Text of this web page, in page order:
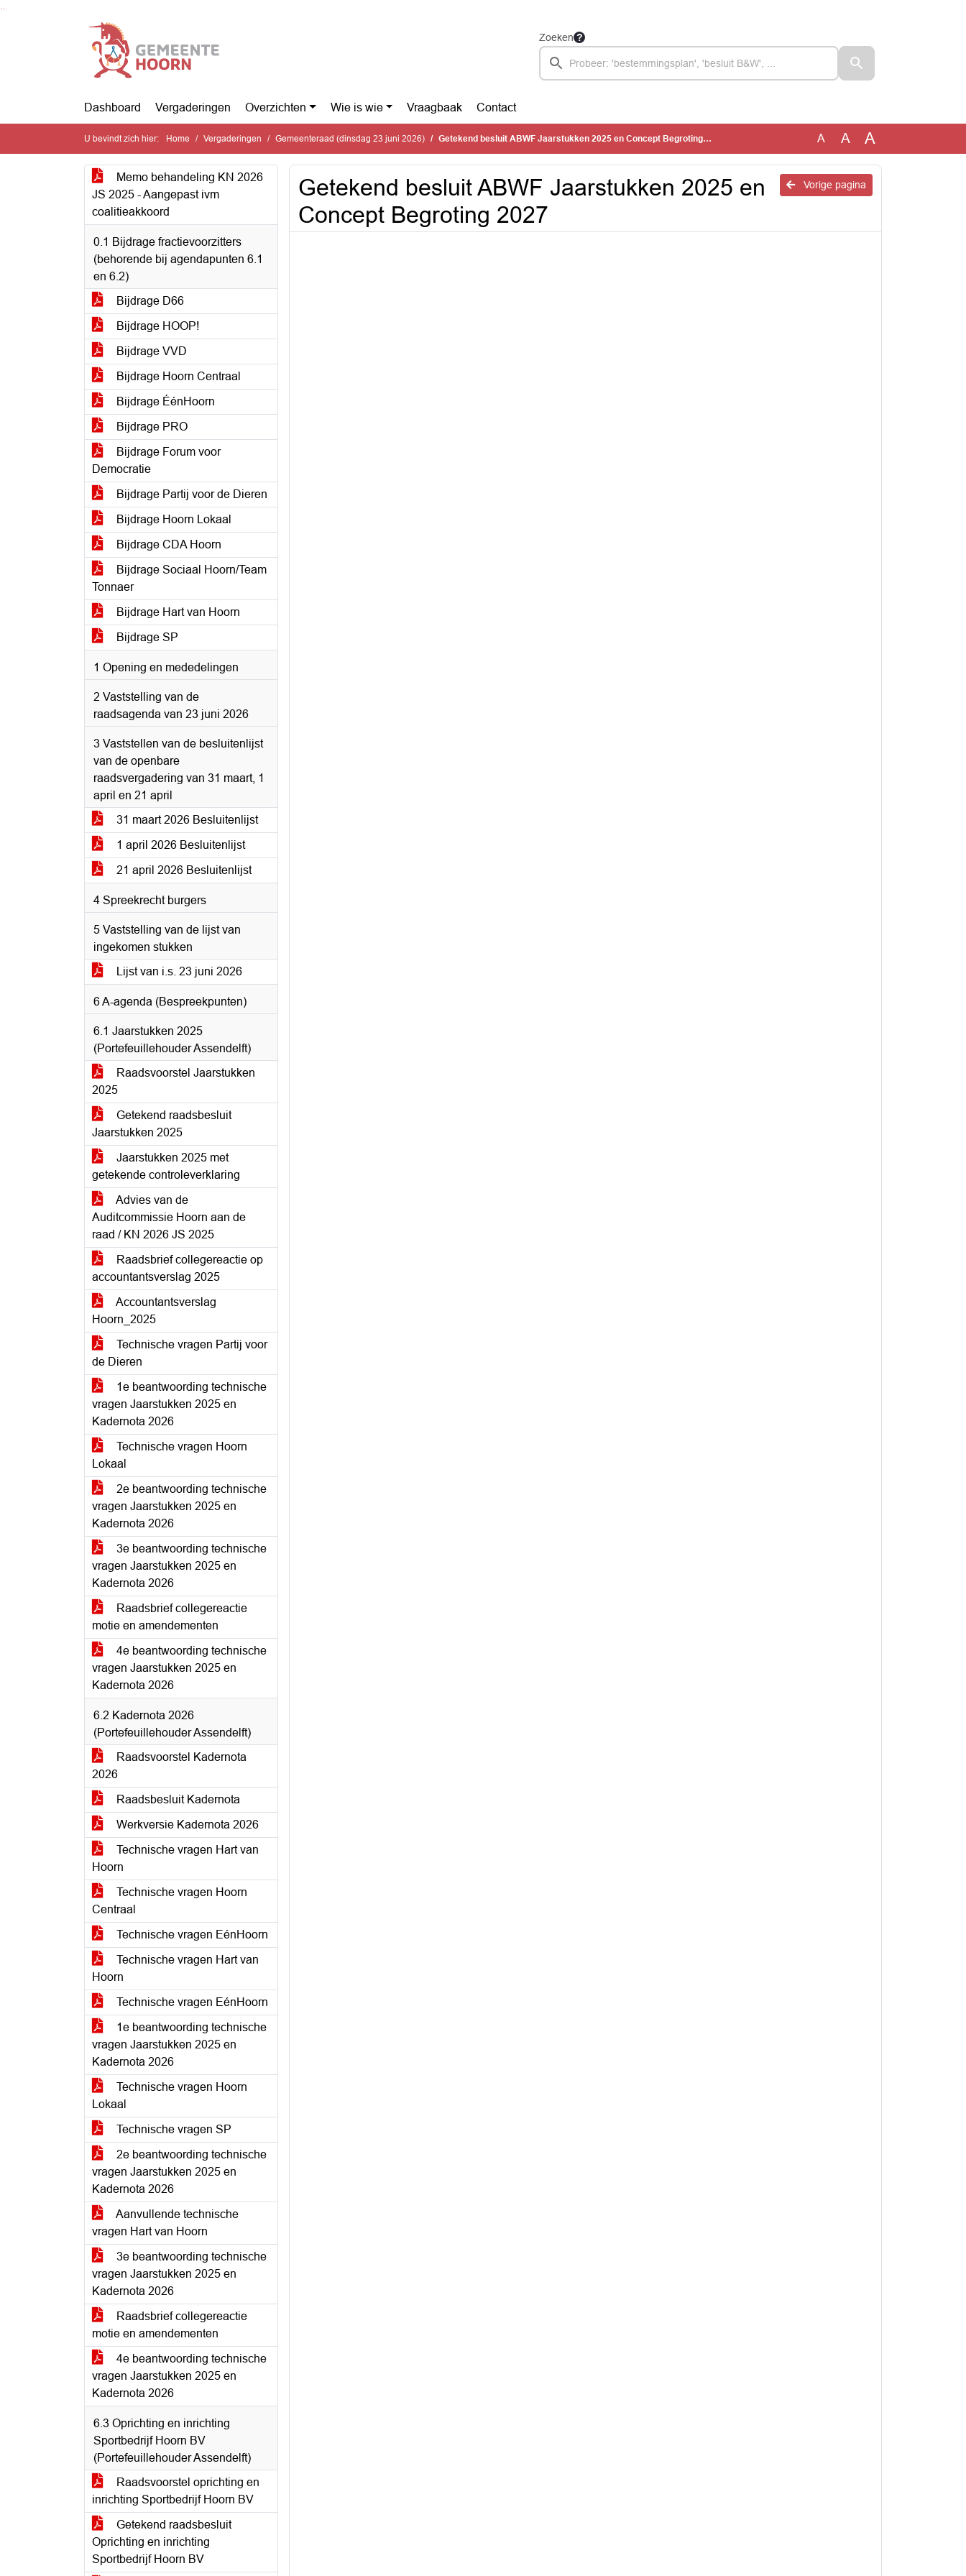
Zoeken
Dashboard Vergaderingen Overzichten Wie is wie Vraagbaak Contact
U bevindt zich hier: Home Vergaderingen Gemeenteraad (dinsdag 23 juni 2026) Getekend besluit ABWF Jaarstukken 2025 en Concept Begroting 2027 A A A
Memo behandeling KN 2026
JS 2025 - Aangepast ivm
coalitieakkoord
0.1 Bijdrage fractievoorzitters
(behorende bij agendapunten 6.1
en 6.2)
Bijdrage D66
Bijdrage HOOP!
Bijdrage VVD
Bijdrage Hoorn Centraal
Bijdrage ÉénHoorn
Bijdrage PRO
Bijdrage Forum voor
Democratie
Bijdrage Partij voor de Dieren
Bijdrage Hoorn Lokaal
Bijdrage CDA Hoorn
Bijdrage Sociaal Hoorn/Team
Tonnaer
Bijdrage Hart van Hoorn
Bijdrage SP
1 Opening en mededelingen
2 Vaststelling van de
raadsagenda van 23 juni 2026
3 Vaststellen van de besluitenlijst
van de openbare
raadsvergadering van 31 maart, 1
april en 21 april
31 maart 2026 Besluitenlijst
1 april 2026 Besluitenlijst
21 april 2026 Besluitenlijst
4 Spreekrecht burgers
5 Vaststelling van de lijst van
ingekomen stukken
Lijst van i.s. 23 juni 2026
6 A-agenda (Bespreekpunten)
6.1 Jaarstukken 2025
(Portefeuillehouder Assendelft)
Raadsvoorstel Jaarstukken
2025
Getekend raadsbesluit
Jaarstukken 2025
Jaarstukken 2025 met
getekende controleverklaring
Advies van de
Auditcommissie Hoorn aan de
raad / KN 2026 JS 2025
Raadsbrief collegereactie op
accountantsverslag 2025
Accountantsverslag
Hoorn_2025
Technische vragen Partij voor
de Dieren
1e beantwoording technische
vragen Jaarstukken 2025 en
Kadernota 2026
Technische vragen Hoorn
Lokaal
2e beantwoording technische
vragen Jaarstukken 2025 en
Kadernota 2026
3e beantwoording technische
vragen Jaarstukken 2025 en
Kadernota 2026
Raadsbrief collegereactie
motie en amendementen
4e beantwoording technische
vragen Jaarstukken 2025 en
Kadernota 2026
6.2 Kadernota 2026
(Portefeuillehouder Assendelft)
Raadsvoorstel Kadernota
2026
Raadsbesluit Kadernota
Werkversie Kadernota 2026
Technische vragen Hart van
Hoorn
Technische vragen Hoorn
Centraal
Technische vragen EénHoorn
Technische vragen Hart van
Hoorn
Technische vragen EénHoorn
1e beantwoording technische
vragen Jaarstukken 2025 en
Kadernota 2026
Technische vragen Hoorn
Lokaal
Technische vragen SP
2e beantwoording technische
vragen Jaarstukken 2025 en
Kadernota 2026
Aanvullende technische
vragen Hart van Hoorn
3e beantwoording technische
vragen Jaarstukken 2025 en
Kadernota 2026
Raadsbrief collegereactie
motie en amendementen
4e beantwoording technische
vragen Jaarstukken 2025 en
Kadernota 2026
6.3 Oprichting en inrichting
Sportbedrijf Hoorn BV
(Portefeuillehouder Assendelft)
Raadsvoorstel oprichting en
inrichting Sportbedrijf Hoorn BV
Getekend raadsbesluit
Oprichting en inrichting
Sportbedrijf Hoorn BV
Vorige pagina
Getekend besluit ABWF Jaarstukken 2025 en
Concept Begroting 2027